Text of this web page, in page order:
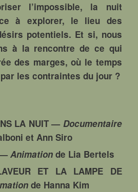
l’impossible, la nuit
à explorer, le lieu des
potentiels. Et si, nous
à la rencontre de ce qui
des marges, où le temps
les contraintes du jour ?
LA NUIT— Documentaire
et Ann Siro
Animation de Lia Bertels
ET LA LAMPE DE
de Hanna Kim